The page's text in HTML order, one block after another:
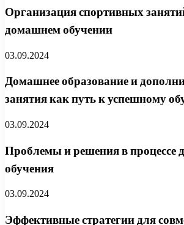
Организация спортивных
домашнем обучении
03.09.2024
Домашнее образование и
занятия как путь к успешному
03.09.2024
Проблемы и решения в процессе
обучения
03.09.2024
Эффективные стратегии для